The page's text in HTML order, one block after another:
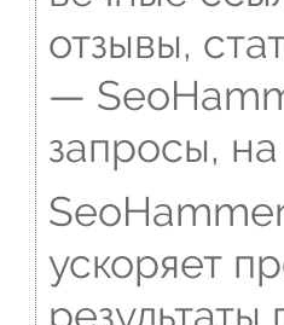
отзывы,
—
запросы,
ускоряет